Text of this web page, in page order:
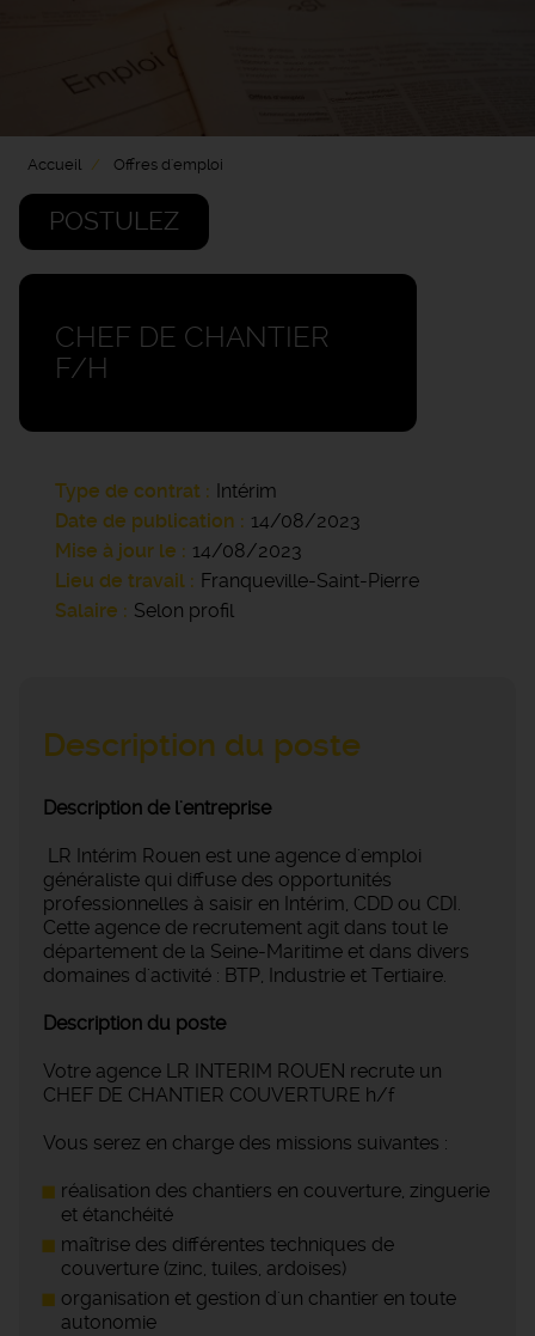
Accueil Offres d'emploi
POSTULEZ
CHEF DE CHANTIER
F/H
Type de contrat
Intérim
Date de publication
14/08/2023
Mise à jour le
14/08/2023
Lieu de travail
Franqueville-Saint-Pierre
Salaire
Selon profil
Description du poste
Description de l'entreprise
LR Intérim Rouen est une agence d'emploi
généraliste qui diffuse des opportunités
professionnelles à saisir en Intérim, CDD ou CDI.
Cette agence de recrutement agit dans tout le
département de la Seine-Maritime et dans divers
domaines d'activité : BTP, Industrie et Tertiaire.
Description du poste
Votre agence LR INTERIM ROUEN recrute un
CHEF DE CHANTIER COUVERTURE h/f
Vous serez en charge des missions suivantes :
réalisation des chantiers en couverture, zinguerie
et étanchéité
maîtrise des différentes techniques de
couverture (zinc, tuiles, ardoises)
organisation et gestion d'un chantier en toute
autonomie